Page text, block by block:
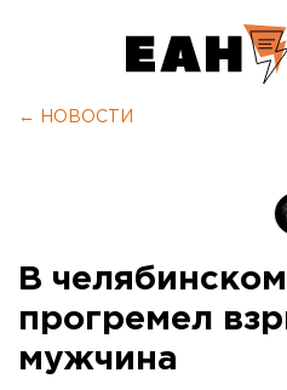
← НОВОСТИ
В
прогремел
мужчина